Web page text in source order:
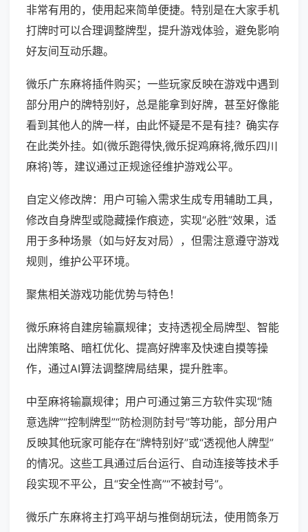
非常有用的，使用起来简单便捷。特别是在大家手机
打牌时可以合理调整牌型，提升游戏体验，避免影响
好友间互动乐趣。
微乐广东麻将插件购买；一些玩家反映在游戏中遇到
部分用户的牌特别好，总是能拿到好牌，甚至好像能
看到其他人的牌一样，由此怀疑是不是有挂？确实存
在此类外挂。如(微乐跑得快,微乐捉鸡麻将,微乐四川
麻将)等，建议通过正规途径维护游戏公平。
自定义修改牌：用户可输入需求生成专用辅助工具，
修改自身牌型或隐藏操作痕迹，实现“必胜”效果，适
用于多种场景（如与好友对局），但需注意遵守游戏
规则，维护公平环境。
聚焦相关游戏功能优势与特色！
微乐麻将自建房输赢规律；支持透视全局牌型、智能
出牌策略、暗杠优化、提高好牌率及快速自摸等操
作，通过AI算法调整牌局结果，提升胜率。
中至麻将输赢规律；用户可通过第三方软件实现“随
意选牌”“控制牌型”“防检测防封号”等功能，部分用户
反映其他玩家可能存在“牌特别好”或“透视他人牌型”
的情况。这些工具通过后台运行、自动连接等技术手
段实现不平公，且“安全性高”“不被封号”。
微乐广东麻将主打鸡平胡与推倒胡玩法，使用筒条万